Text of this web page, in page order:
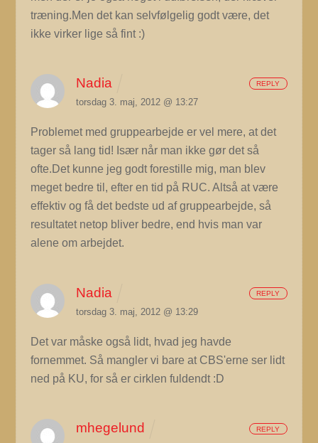
træning.Men det kan selvfølgelig godt være, det
ikke virker lige så fint :)
Nadia
torsdag 3. maj, 2012 @ 13:27
Problemet med gruppearbejde er vel mere, at det
tager så lang tid! Især når man ikke gør det så
ofte.Det kunne jeg godt forestille mig, man blev
meget bedre til, efter en tid på RUC. Altså at være
effektiv og få det bedste ud af gruppearbejde, så
resultatet netop bliver bedre, end hvis man var
alene om arbejdet.
REPLY
Nadia
torsdag 3. maj, 2012 @ 13:29
Det var måske også lidt, hvad jeg havde
fornemmet. Så mangler vi bare at CBS'erne ser lidt
ned på KU, for så er cirklen fuldendt :D
REPLY
mhegelund REPLY